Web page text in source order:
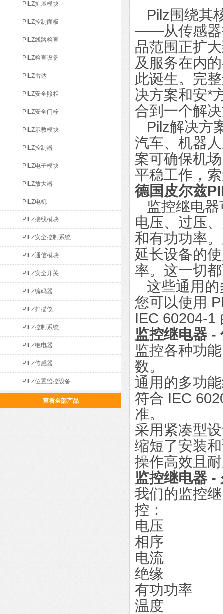
PILZ扩展模块
PILZ控制面板
PILZ线路检查
PILZ检查设备
PILZ雷达
PILZ安全照相
PILZ安全门栓
PILZ示教模块
PILZ控制器
PILZ电子模块
PILZ放大器
PILZ电机
PILZ接线模块
PILZ安全控制系统
PILZ通信模块
PILZ安全开关
PILZ编码器
PILZ扫描仪
PILZ控制系统
PILZ继电器
PILZ传感器
PILZ位置监控设备
查看全部产品
Pilz围绕其
——从传感器
品范围正扩
及服务在内
此诞生。完
决方案和安*
合到一个解
Pilz解决方
汽车、机器
案可确保机
平稳工作，
德国皮尔兹
监控继电器
电压、过压
和有功功率
延长设备的
率。这一切
这些通用的
您可以使用
IEC 60204-1
监控继电器 -
监控各种功
数。
通用的多功
符合 IEC
准。
采用紧凑型
缩短了安装
操作高效且
监控继电器 -
我们的监控
控：
电压
相序
电流
绝缘
有功功率
温度